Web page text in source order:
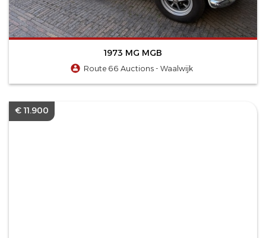
1973 MG MGB
Route 66 Auctions - Waalwijk
€ 11.900